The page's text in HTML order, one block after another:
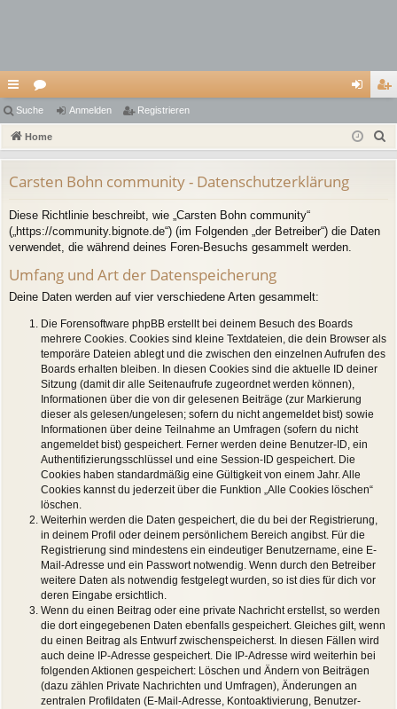
ch
ne
ug
riff
or
en m ist
Suche Anmelden Registrieren
Home
Carsten Bohn community - Datenschutzerklärung
Diese Richtlinie beschreibt, wie „Carsten Bohn community“
(„https://community.bignote.de“) (im Folgenden „der Betreiber“) die Daten
verwendet, die während deines Foren-Besuchs gesammelt werden.
Umfang und Art der Datenspeicherung
Deine Daten werden auf vier verschiedene Arten gesammelt:
Die Forensoftware phpBB erstellt bei deinem Besuch des Boards
mehrere Cookies. Cookies sind kleine Textdateien, die dein Browser als
temporäre Dateien ablegt und die zwischen den einzelnen Aufrufen des
Boards erhalten bleiben. In diesen Cookies sind die aktuelle ID deiner
Sitzung (damit dir alle Seitenaufrufe zugeordnet werden können),
Informationen über die von dir gelesenen Beiträge (zur Markierung
dieser als gelesen/ungelesen; sofern du nicht angemeldet bist) sowie
Informationen über deine Teilnahme an Umfragen (sofern du nicht
angemeldet bist) gespeichert. Ferner werden deine Benutzer-ID, ein
Authentifizierungsschlüssel und eine Session-ID gespeichert. Die
Cookies haben standardmäßig eine Gültigkeit von einem Jahr. Alle
Cookies kannst du jederzeit über die Funktion „Alle Cookies löschen“
löschen.
Weiterhin werden die Daten gespeichert, die du bei der Registrierung,
in deinem Profil oder deinem persönlichem Bereich angibst. Für die
Registrierung sind mindestens ein eindeutiger Benutzername, eine E-
Mail-Adresse und ein Passwort notwendig. Wenn durch den Betreiber
weitere Daten als notwendig festgelegt wurden, so ist dies für dich vor
deren Eingabe ersichtlich.
Wenn du einen Beitrag oder eine private Nachricht erstellst, so werden
die dort eingegebenen Daten ebenfalls gespeichert. Gleiches gilt, wenn
du einen Beitrag als Entwurf zwischenspeicherst. In diesen Fällen wird
auch deine IP-Adresse gespeichert. Die IP-Adresse wird weiterhin bei
folgenden Aktionen gespeichert: Löschen und Ändern von Beiträgen
(dazu zählen Private Nachrichten und Umfragen), Änderungen an
zentralen Profildaten (E-Mail-Adresse, Kontoaktivierung, Benutzer-